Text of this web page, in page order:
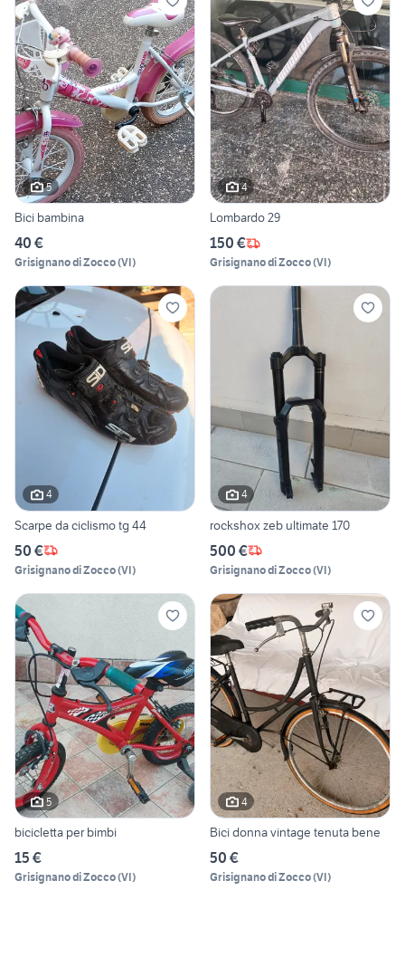
5
Bici bambina
40 €
Grisignano di Zocco(VI)
4
Lombardo 29
150 €
Grisignano di Zocco(VI)
4
Scarpe da ciclismo tg 44
50 €
Grisignano di Zocco(VI)
4
rockshox zeb ultimate 170
500 €
Grisignano di Zocco(VI)
5
bicicletta per bimbi
15 €
Grisignano di Zocco(VI)
4
Bici donna vintage tenuta bene
50 €
Grisignano di Zocco(VI)